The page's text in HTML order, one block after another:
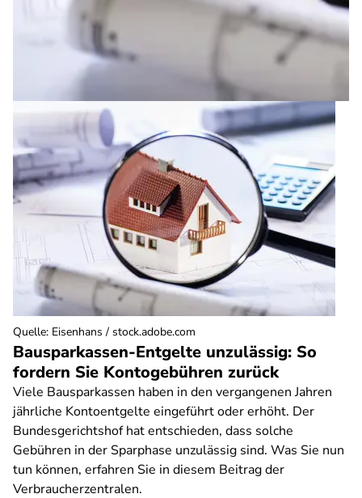
Bausparkassen-Entgelte unzulässig: So
fordern Sie Kontogebühren zurück
Viele Bausparkassen haben in den vergangenen Jahren
jährliche Kontoentgelte eingeführt oder erhöht. Der
Bundesgerichtshof hat entschieden, dass solche
Gebühren in der Sparphase unzulässig sind. Was Sie nun
tun können, erfahren Sie in diesem Beitrag der
Verbraucherzentralen.
Quelle: Eisenhans / stock.adobe.com